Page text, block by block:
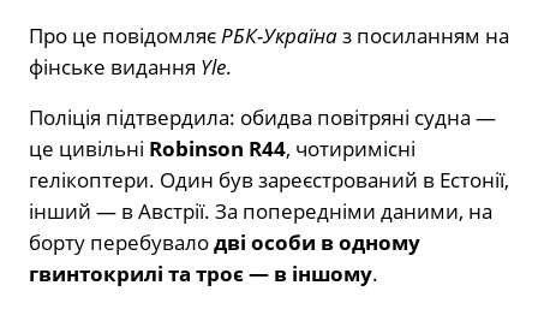
Про це повідомляєРБК-Україназ посиланням на
фінське видання Yle.
Поліція підтвердила: обидва повітряні судна —
це цивільні Robinson R44, чотиримісні
гелікоптери. Один був зареєстрований в Естонії,
інший — в Австрії. За попередніми даними, на
борту перебувалодві особи в одному
гвинтокрилі та троє — в іншому.